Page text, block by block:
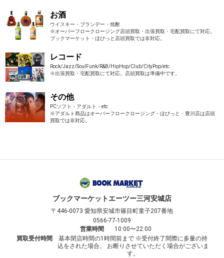
お酒
ウイスキー・ブランデー・焼酎
※オーバーフロークロージング店頭買取・出張買取・宅配買取にて対応。
ブックマーケット・ほびっと店頭買取では非対応。
レコード
Rock/Jazz/SoulFunk/R&B/HipHop/Club/CityPop/etc
※出張買取・宅配買取にて対応。店頭買取は準備中です。
その他
PCソフト・アダルト・etc
※アダルト商品はオーバーフロークロージング・ほびっと・豊川店は店頭
買取では非対応。
ブックマーケットエーツー三河安城店
〒446-0073 愛知県安城市篠目町童子207番地
0566-77-1009
営業時間
10:00〜22:00
買取受付時間
基本閉店時間の1時間前まで ※受付終了間際に多量の持
込をされた場合、 お断りさせていただく場合がございま
す。